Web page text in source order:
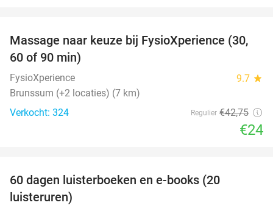
44%
Massage naar keuze bij FysioXperience (30,
60 of 90 min)
FysioXperience 9.7 star
Brunssum (+2 locaties) (7 km)
Verkocht: 324
Regulier €42,75
€24
60 dagen luisterboeken en e-books (20
luisteruren)